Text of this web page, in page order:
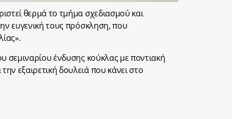
θερμά το τμήμα σχεδιασμού και
ευγενική τους πρόσκληση, που
σεμιναρίου ένδυσης κούκλας με ποντιακή
εξαιρετική δουλειά που κάνει στο